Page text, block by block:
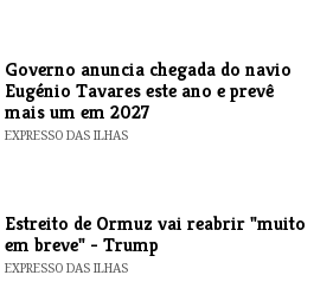
Governo anuncia chegada do navio
Eugénio Tavares este ano e prevê
mais um em 2027
EXPRESSO DAS ILHAS
Estreito de Ormuz vai reabrir "muito
em breve" - Trump
EXPRESSO DAS ILHAS